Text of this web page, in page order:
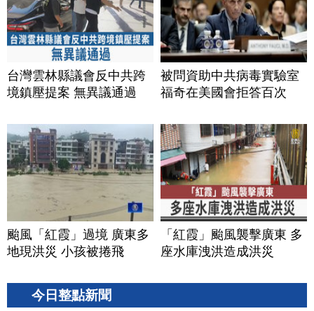
台灣雲林縣議會反中共跨
境鎮壓提案 無異議通過
被問資助中共病毒實驗室
福奇在美國會拒答百次
颱風「紅霞」過境 廣東多
地現洪災 小孩被捲飛
「紅霞」颱風襲擊廣東 多
座水庫洩洪造成洪災
今日整點新聞